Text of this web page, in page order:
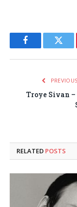
Facebook
Troye Sivan –
RELATED POSTS